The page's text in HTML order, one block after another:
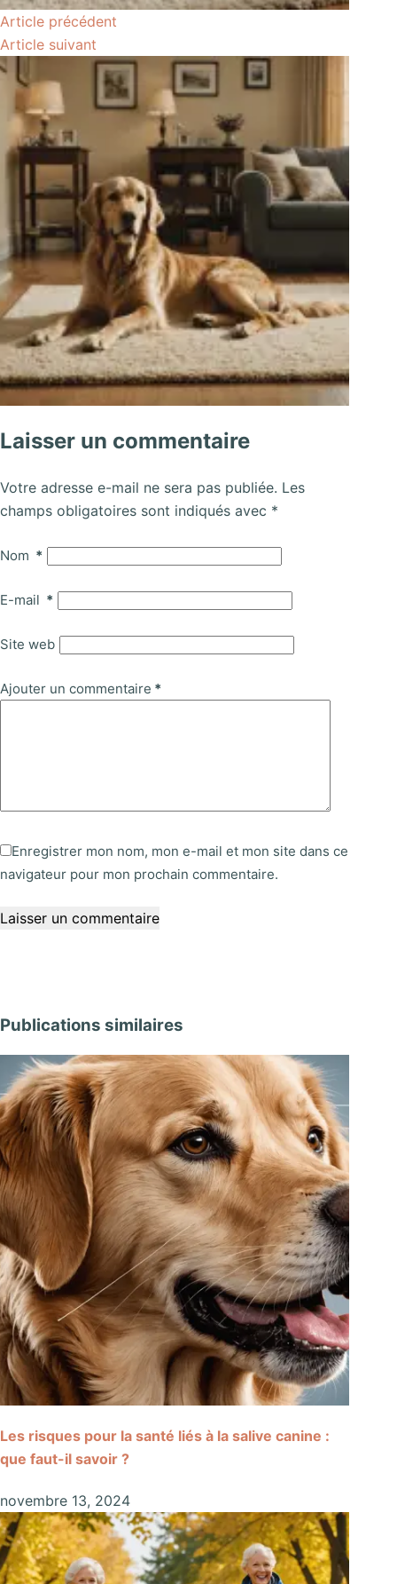
Article précédent
Article suivant
Laisser un commentaire
Votre adresse e-mail ne sera pas publiée. Les
champs obligatoires sont indiqués avec *
Nom *
E-mail *
Site web
Ajouter un commentaire *
Enregistrer mon nom, mon e-mail et mon site dans ce
navigateur pour mon prochain commentaire.
Laisser un commentaire
Publications similaires
Les risques pour la santé liés à la salive canine :
que faut-il savoir ?
novembre 13, 2024